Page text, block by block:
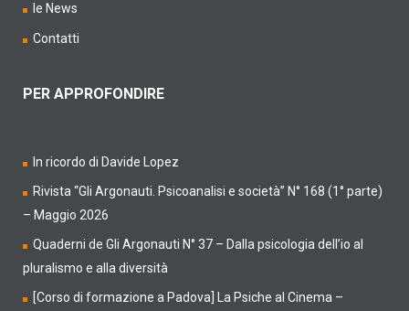
le News
Contatti
PER APPROFONDIRE
In ricordo di Davide Lopez
Rivista “Gli Argonauti. Psicoanalisi e società” N° 168 (1° parte)
– Maggio 2026
Quaderni de Gli Argonauti N° 37 – Dalla psicologia dell’io al
pluralismo e alla diversità
[Corso di formazione a Padova] La Psiche al Cinema –